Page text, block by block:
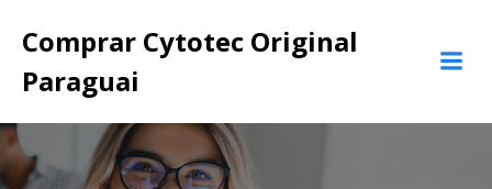
para
Comprar Cytotec Original
Paraguai